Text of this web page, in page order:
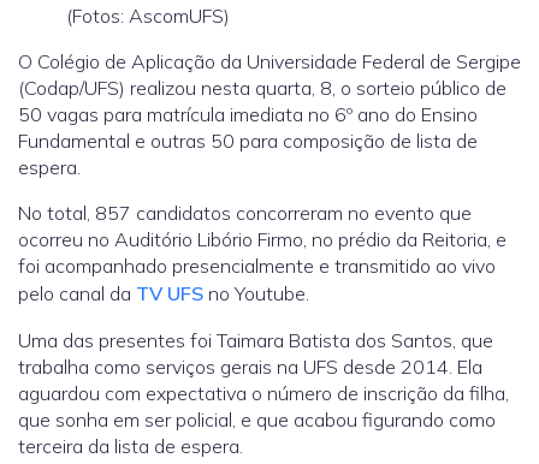
(Fotos: AscomUFS)
O Colégio de Aplicação da Universidade Federal de Sergipe
(Codap/UFS) realizou nesta quarta, 8, o sorteio público de
50 vagas para matrícula imediata no 6º ano do Ensino
Fundamental e outras 50 para composição de lista de
espera.
No total, 857 candidatos concorreram no evento que
ocorreu no Auditório Libório Firmo, no prédio da Reitoria, e
foi acompanhado presencialmente e transmitido ao vivo
pelo canal da TV UFS no Youtube.
Uma das presentes foi Taimara Batista dos Santos, que
trabalha como serviços gerais na UFS desde 2014. Ela
aguardou com expectativa o número de inscrição da filha,
que sonha em ser policial, e que acabou figurando como
terceira da lista de espera.